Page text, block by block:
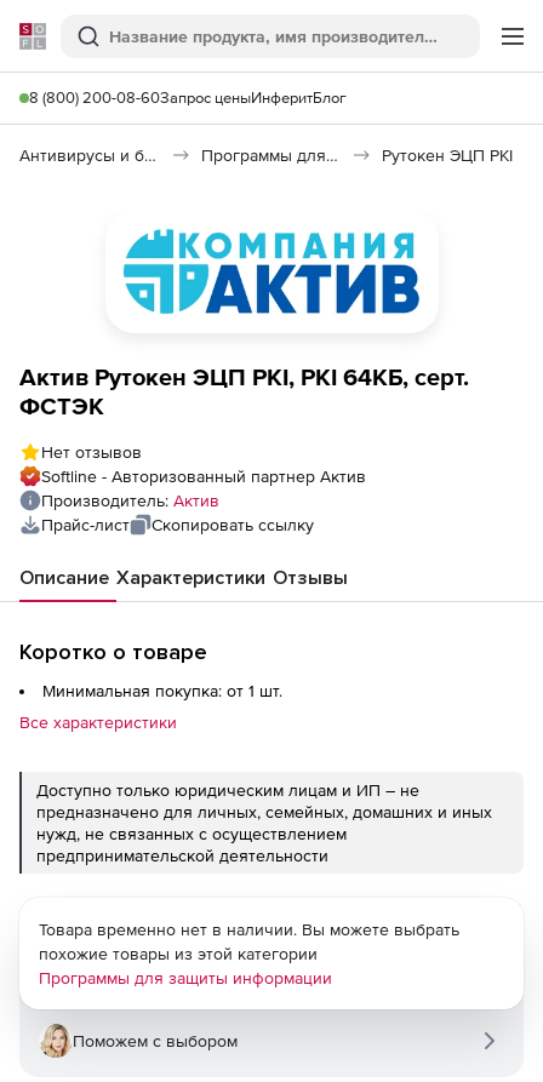
Softline
Поиск
8 (800) 200-08-60Запрос ценыИнферитБлог
Антивирусы и безопасность Программы для защиты информации Рутокен ЭЦП PKI
Актив Рутокен ЭЦП PKI, PKI 64КБ, серт.
ФСТЭК
Нет отзывов
Softline - Авторизованный партнер Актив
Производитель: Актив
Прайс-лист
Скопировать ссылку
Описание Характеристики Отзывы
Коротко о товаре
Минимальная покупка: от 1 шт.
Все характеристики
Доступно только юридическим лицам и ИП – не
предназначено для личных, семейных, домашних и иных
нужд, не связанных с осуществлением
предпринимательской деятельности
Товара временно нет в наличии. Вы можете выбрать
похожие товары из этой категории
Программы для защиты информации
Поможем с выбором